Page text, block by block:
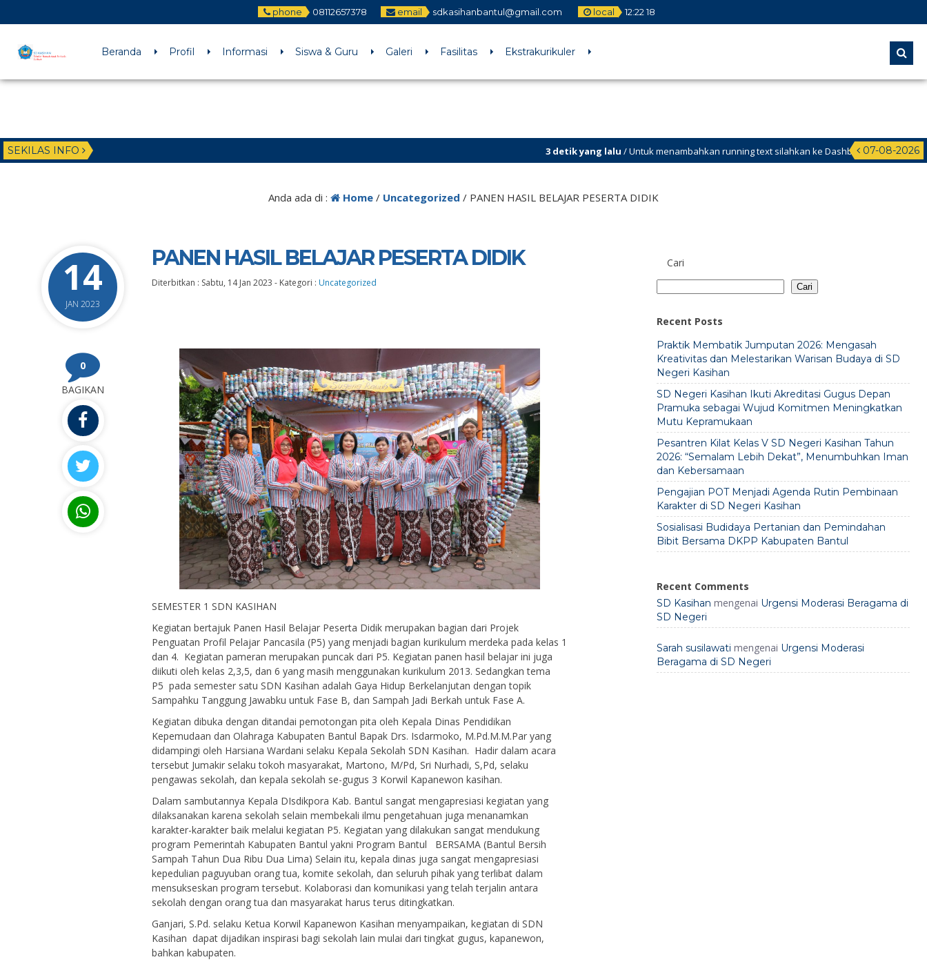
phone 08112657378 email sdkasihanbantul@gmail.com local 12:22 19
Beranda Profil Informasi Siswa & Guru Galeri Fasilitas Ekstrakurikuler
SEKILAS INFO 07-08-2026
3 detik yang lalu/ Untuk menambahkan running text silahkan ke Dashboard > Sekilas Info
Anda ada di : Home / Uncategorized / PANEN HASIL BELAJAR PESERTA DIDIK
14
JAN 2023
PANEN HASIL BELAJAR PESERTA DIDIK
Diterbitkan : Sabtu, 14 Jan 2023 - Kategori : Uncategorized
0
BAGIKAN
SEMESTER 1 SDN KASIHAN
Kegiatan bertajuk Panen Hasil Belajar Peserta Didik merupakan bagian dari Projek
Penguatan Profil Pelajar Pancasila (P5) yang menjadi bagian kurikulum merdeka pada kelas 1
dan 4. Kegiatan pameran merupakan puncak dari P5. Kegiatan panen hasil belajar ini juga
diikuti oleh kelas 2,3,5, dan 6 yang masih menggunakan kurikulum 2013. Sedangkan tema
P5 pada semester satu SDN Kasihan adalah Gaya Hidup Berkelanjutan dengan topik
Sampahku Tanggung Jawabku untuk Fase B, dan Sampah Jadi Berkah untuk Fase A.
Kegiatan dibuka dengan ditandai pemotongan pita oleh Kepala Dinas Pendidikan
Kepemudaan dan Olahraga Kabupaten Bantul Bapak Drs. Isdarmoko, M.Pd.M.M.Par yang
didampingi oleh Harsiana Wardani selaku Kepala Sekolah SDN Kasihan. Hadir dalam acara
tersebut Jumakir selaku tokoh masyarakat, Martono, M/Pd, Sri Nurhadi, S,Pd, selaku
pengawas sekolah, dan kepala sekolah se-gugus 3 Korwil Kapanewon kasihan.
Dalam sambutannya Kepala DIsdikpora Kab. Bantul sangat mengapresiasi kegiatan yang
dilaksanakan karena sekolah selain membekali ilmu pengetahuan juga menanamkan
karakter-karakter baik melalui kegiatan P5. Kegiatan yang dilakukan sangat mendukung
program Pemerintah Kabupaten Bantul yakni Program Bantul BERSAMA (Bantul Bersih
Sampah Tahun Dua Ribu Dua Lima) Selain itu, kepala dinas juga sangat mengapresiasi
kepedulian paguyuban orang tua, komite sekolah, dan seluruh pihak yang terlibat dalam
mensukseskan program tersebut. Kolaborasi dan komunikasi yang telah terjalin antara
sekolah dengan orang tua dan masyarakat harus terus ditingkatkan.
Ganjari, S.Pd. selaku Ketua Korwil Kapanewon Kasihan menyampaikan, kegiatan di SDN
Kasihan dapat dijadikan inspirasi bagi sekolah lain mulai dari tingkat gugus, kapanewon,
bahkan kabupaten.
Cari
Cari
Recent Posts
Praktik Membatik Jumputan 2026: Mengasah
Kreativitas dan Melestarikan Warisan Budaya di SD
Negeri Kasihan
SD Negeri Kasihan Ikuti Akreditasi Gugus Depan
Pramuka sebagai Wujud Komitmen Meningkatkan
Mutu Kepramukaan
Pesantren Kilat Kelas V SD Negeri Kasihan Tahun
2026: “Semalam Lebih Dekat”, Menumbuhkan Iman
dan Kebersamaan
Pengajian POT Menjadi Agenda Rutin Pembinaan
Karakter di SD Negeri Kasihan
Sosialisasi Budidaya Pertanian dan Pemindahan
Bibit Bersama DKPP Kabupaten Bantul
Recent Comments
SD Kasihan mengenai Urgensi Moderasi Beragama di
SD Negeri
Sarah susilawati mengenai Urgensi Moderasi
Beragama di SD Negeri